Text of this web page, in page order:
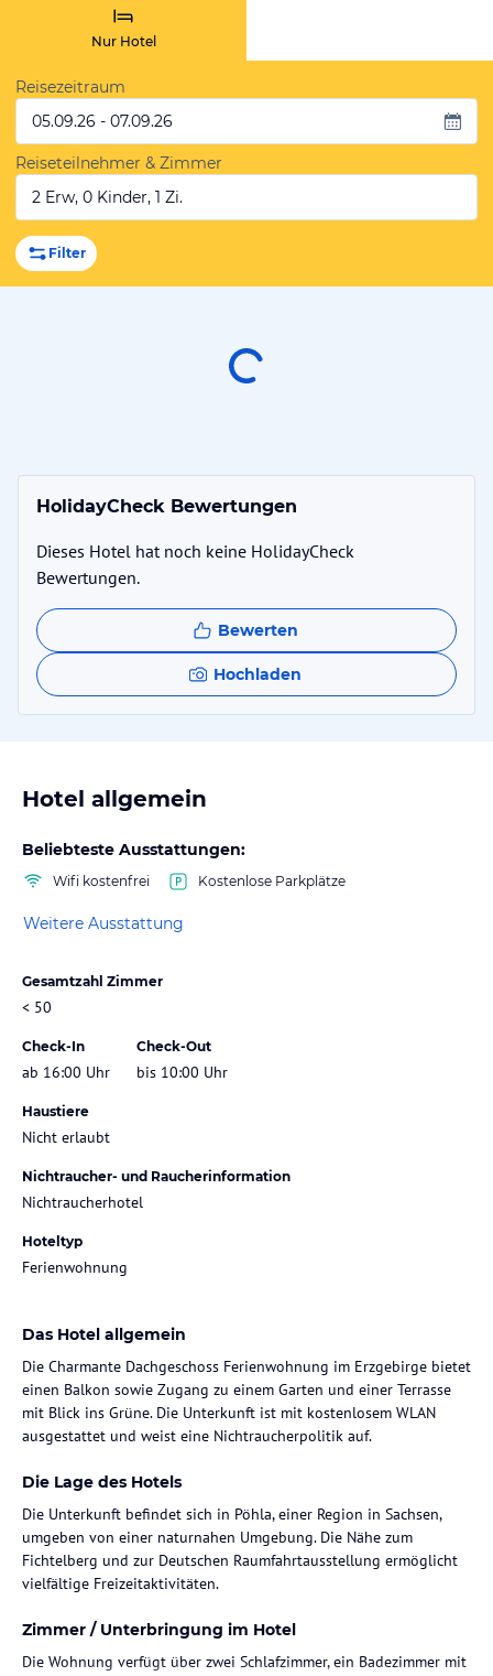
Nur Hotel
Reisezeitraum
05.09.26 - 07.09.26
Reiseteilnehmer & Zimmer
2 Erw, 0 Kinder, 1 Zi.
Filter
HolidayCheck Bewertungen
Dieses Hotel hat noch keine HolidayCheck
Bewertungen.
Bewerten
Hochladen
Hotel allgemein
Beliebteste Ausstattungen:
Wifi kostenfrei Kostenlose Parkplätze
Weitere Ausstattung
Gesamtzahl Zimmer
< 50
Check-In
ab 16:00 Uhr
Check-Out
bis 10:00 Uhr
Haustiere
Nicht erlaubt
Nichtraucher- und Raucherinformation
Nichtraucherhotel
Hoteltyp
Ferienwohnung
Das Hotel allgemein
Die Charmante Dachgeschoss Ferienwohnung im Erzgebirge bietet
einen Balkon sowie Zugang zu einem Garten und einer Terrasse
mit Blick ins Grüne. Die Unterkunft ist mit kostenlosem WLAN
ausgestattet und weist eine Nichtraucherpolitik auf.
Die Lage des Hotels
Die Unterkunft befindet sich in Pöhla, einer Region in Sachsen,
umgeben von einer naturnahen Umgebung. Die Nähe zum
Fichtelberg und zur Deutschen Raumfahrtausstellung ermöglicht
vielfältige Freizeitaktivitäten.
Zimmer / Unterbringung im Hotel
Die Wohnung verfügt über zwei Schlafzimmer, ein Badezimmer mit